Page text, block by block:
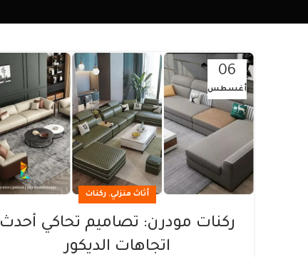
06
أغسطس
أثاث منزلي,ركنات
ركنات مودرن: تصاميم تحاكي أحدث
اتجاهات الديكور